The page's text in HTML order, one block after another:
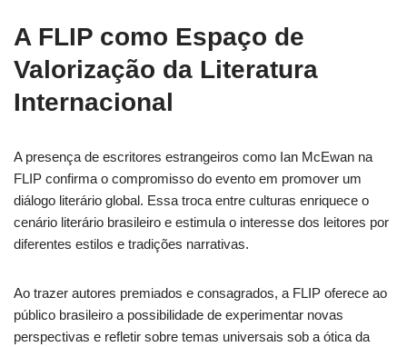
A FLIP como Espaço de
Valorização da Literatura
Internacional
A presença de escritores estrangeiros como Ian McEwan na
FLIP confirma o compromisso do evento em promover um
diálogo literário global. Essa troca entre culturas enriquece o
cenário literário brasileiro e estimula o interesse dos leitores por
diferentes estilos e tradições narrativas.
Ao trazer autores premiados e consagrados, a FLIP oferece ao
público brasileiro a possibilidade de experimentar novas
perspectivas e refletir sobre temas universais sob a ótica da